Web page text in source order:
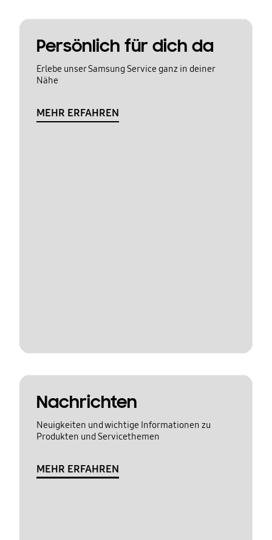
Persönlich für dich da
Erlebe unser Samsung Service ganz in deiner
Nähe
MEHR ERFAHREN
Nachrichten
Neuigkeiten und wichtige Informationen zu
Produkten und Servicethemen
MEHR ERFAHREN